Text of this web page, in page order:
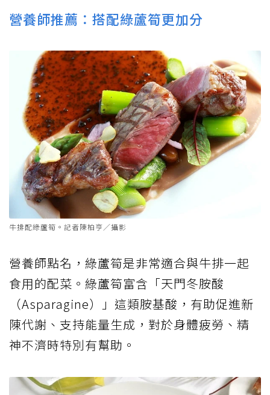
營養師推薦：搭配綠蘆筍更加分
牛排配綠蘆筍。記者陳柏亨／攝影
營養師點名，綠蘆筍是非常適合與牛排一起
食用的配菜。綠蘆筍富含「天門冬胺酸
（Asparagine）」這類胺基酸，有助促進新
陳代謝、支持能量生成，對於身體疲勞、精
神不濟時特別有幫助。